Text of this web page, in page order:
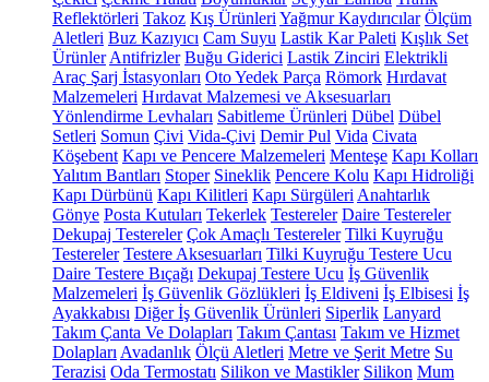
Reflektörleri Takoz Kış Ürünleri Yağmur Kaydırıcılar Ölçüm
Aletleri Buz Kazıyıcı Cam Suyu Lastik Kar Paleti Kışlık Set
Ürünler Antifrizler Buğu Giderici Lastik Zinciri Elektrikli
Araç Şarj İstasyonları Oto Yedek Parça Römork Hırdavat
Malzemeleri Hırdavat Malzemesi ve Aksesuarları
Yönlendirme Levhaları Sabitleme Ürünleri Dübel Dübel
Setleri Somun Çivi Vida-Çivi Demir Pul Vida Civata
Köşebent Kapı ve Pencere Malzemeleri Menteşe Kapı Kolları
Yalıtım Bantları Stoper Sineklik Pencere Kolu Kapı Hidroliği
Kapı Dürbünü Kapı Kilitleri Kapı Sürgüleri Anahtarlık
Gönye Posta Kutuları Tekerlek Testereler Daire Testereler
Dekupaj Testereler Çok Amaçlı Testereler Tilki Kuyruğu
Testereler Testere Aksesuarları Tilki Kuyruğu Testere Ucu
Daire Testere Bıçağı Dekupaj Testere Ucu İş Güvenlik
Malzemeleri İş Güvenlik Gözlükleri İş Eldiveni İş Elbisesi İş
Ayakkabısı Diğer İş Güvenlik Ürünleri Siperlik Lanyard
Takım Çanta Ve Dolapları Takım Çantası Takım ve Hizmet
Dolapları Avadanlık Ölçü Aletleri Metre ve Şerit Metre Su
Terazisi Oda Termostatı Silikon ve Mastikler Silikon Mum